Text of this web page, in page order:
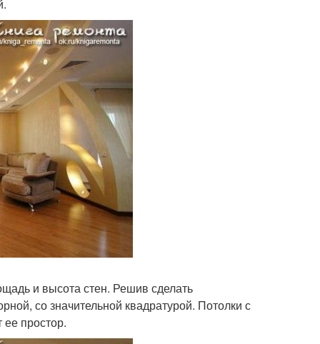
и высота стен. Решив сделать
со значительной квадратурой. Потолки с
простор.